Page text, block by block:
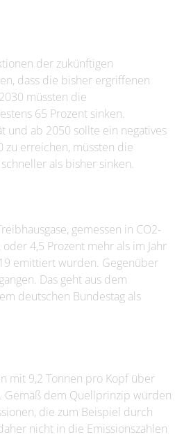
der zukünftigen
dass die bisher ergriffenen
müssten die
65 Prozent sinken.
und ab 2050 sollte ein negatives
zu erreichen, müssten die
als bisher sinken.
gemessen in CO2-
4,5 Prozent mehr als im Jahr
emittiert wurden. Gegenüber
Das geht aus dem
deutschen Bundestag als
mit 9,2 Tonnen pro Kopf über
Gemäß dem Quellprinzip würden
die zum Beispiel durch
nicht in die Emissionszahlen